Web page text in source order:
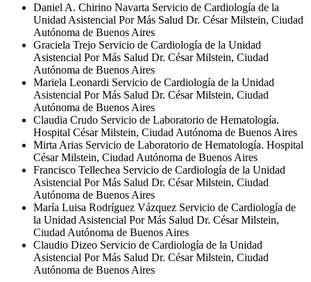
Daniel A. Chirino Navarta Servicio de Cardiología de la
Unidad Asistencial Por Más Salud Dr. César Milstein, Ciudad
Autónoma de Buenos Aires
Graciela Trejo Servicio de Cardiología de la Unidad
Asistencial Por Más Salud Dr. César Milstein, Ciudad
Autónoma de Buenos Aires
Mariela Leonardi Servicio de Cardiología de la Unidad
Asistencial Por Más Salud Dr. César Milstein, Ciudad
Autónoma de Buenos Aires
Claudia Crudo Servicio de Laboratorio de Hematología.
Hospital César Milstein, Ciudad Autónoma de Buenos Aires
Mirta Arias Servicio de Laboratorio de Hematología. Hospital
César Milstein, Ciudad Autónoma de Buenos Aires
Francisco Tellechea Servicio de Cardiología de la Unidad
Asistencial Por Más Salud Dr. César Milstein, Ciudad
Autónoma de Buenos Aires
María Luisa Rodríguez Vázquez Servicio de Cardiología de
la Unidad Asistencial Por Más Salud Dr. César Milstein,
Ciudad Autónoma de Buenos Aires
Claudio Dizeo Servicio de Cardiología de la Unidad
Asistencial Por Más Salud Dr. César Milstein, Ciudad
Autónoma de Buenos Aires